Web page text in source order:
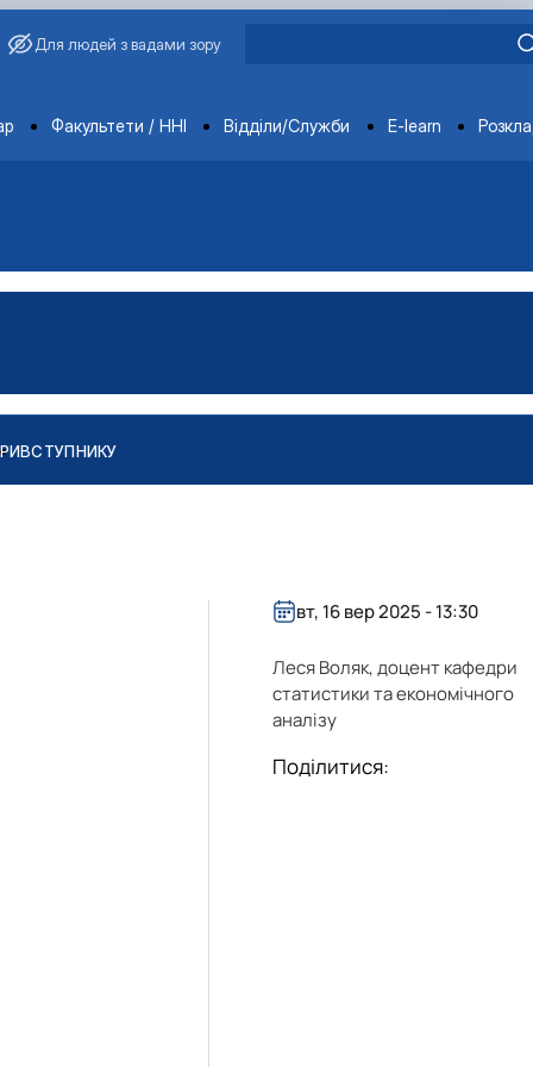
Для людей з вадами зору
Факультети / ННІ Відділи/Служби E-learn
ВСТУПНИКУ
вт, 16 вер 2025 - 13:30
Леся Воляк, доцент кафедри
статистики та економічного
аналізу
Поділитися: